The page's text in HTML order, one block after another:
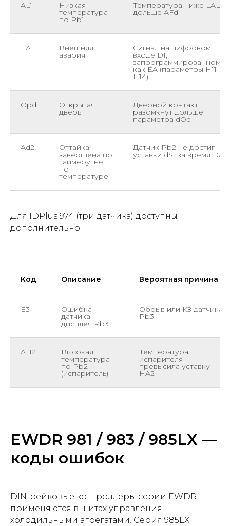
AL1 Низкая
температура
по Pb1
Температура ниже LAL
дольше AFd
EA Внешняя
авария
Сигнал на цифровом
входе DI,
запрограммированном
как EA (параметры H11–
H14)
Opd Открытая
дверь
Дверной контакт
разомкнут дольше
параметра dOd
Ad2 Оттайка
завершена по
таймеру, не
по
температуре
Датчик Pb2 не достиг
уставки dSt за время DAt
Для IDPlus 974 (три датчика) доступны
дополнительно:
Код Описание Вероятная причина
E3 Ошибка
датчика
дисплея Pb3
Обрыв или КЗ датчика
Pb3
AH2 Высокая
температура
по Pb2
(испаритель)
Температура
испарителя
превысила уставку
HA2
EWDR 981 / 983 / 985LX —
коды ошибок
DIN-рейковые контроллеры серии EWDR
применяются в щитах управления
холодильными агрегатами. Серия 985LX